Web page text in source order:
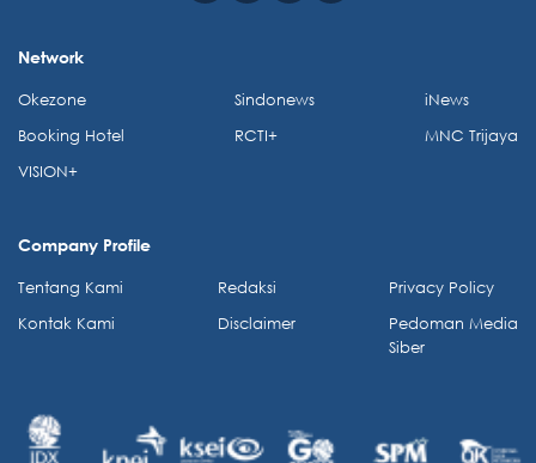
Network
Okezone
Booking Hotel
VISION+
Sindonews
RCTI+
iNews
MNC Trijaya
Company Profile
Tentang Kami
Kontak Kami
Redaksi
Disclaimer
Privacy Policy
Pedoman Media
Siber